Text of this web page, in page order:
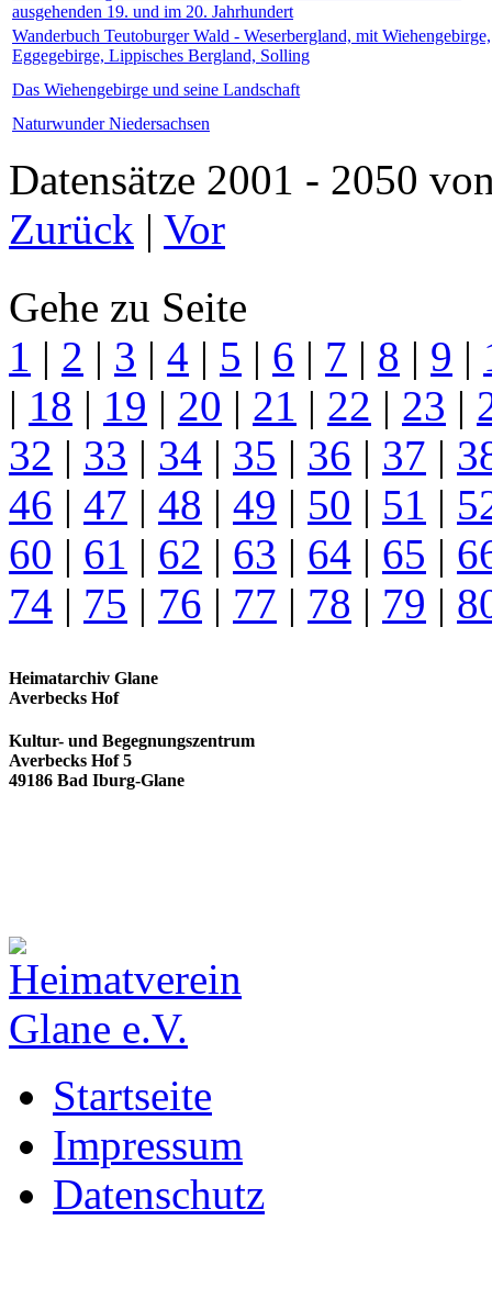
ausgehenden 19. und im 20. Jahrhundert
Wanderbuch Teutoburger Wald - Weserbergland, mit Wiehengebirge,
Eggegebirge, Lippisches Bergland, Solling
Das Wiehengebirge und seine Landschaft
Naturwunder Niedersachsen
Datensätze 2001 - 2050
Zurück | Vor
Gehe zu Seite
1 | 2 | 3 | 4 | 5 | 6 | 7 | 8 | 9 |
| 18 | 19 | 20 | 21 | 22 | 23 |
32 | 33 | 34 | 35 | 36 | 37 |
46 | 47 | 48 | 49 | 50 | 51 |
60 | 61 | 62 | 63 | 64 | 65 |
74 | 75 | 76 | 77 | 78 | 79 |
Heimatarchiv Glane
Averbecks Hof
Kultur- und Begegnungszentrum
Averbecks Hof 5
49186 Bad Iburg-Glane
Startseite
Impressum
Datenschutz